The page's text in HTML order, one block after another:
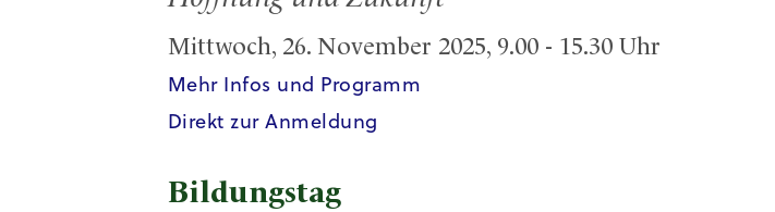
Mittwoch, 26. November 2025, 9.00 - 15.30 Uhr
Mehr Infos und Programm
Direkt zur Anmeldung
Bildungstag